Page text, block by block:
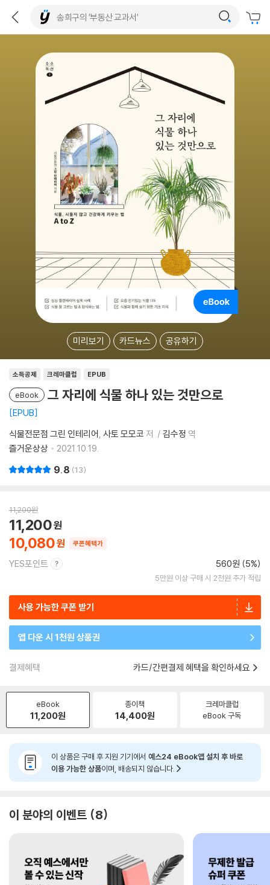
미리보기 카드뉴스 공유하기
소득공제 크레마클럽 EPUB
eBook 그 자리에 식물 하나 있는 것만으로
EPUB
식물전문점 그린 인테리어 사토 모모코 저 김수정 역
즐거운상상
2021.10.19.
9.8 13
11,200원
10,080
11,200
쿠폰혜택가
YES포인트 560원 (5%)
5만원 이상 구매 시 2천원 추가 적립
사용 가능한 쿠폰 받기
앱 다운 시 1천원 상품권
결제혜택 카드/간편결제 혜택을 확인하세요
eBook
11,200원
종이책
14,400원
크레마클럽
eBook 구독
이 상품은 구매 후 지원 기기에서 예스24 eBook앱 설치 후 바로
이용 가능한 상품이며, 배송되지 않습니다.
이 분야의 이벤트 8